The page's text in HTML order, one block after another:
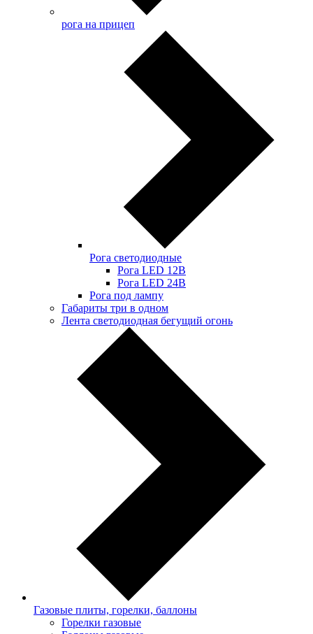
рога на прицеп
Рога светодиодные
Рога LED 12В
Рога LED 24В
Рога под лампу
Габариты три в одном
Лента светодиодная бегущий огонь
Газовые плиты, горелки, баллоны
Горелки газовые